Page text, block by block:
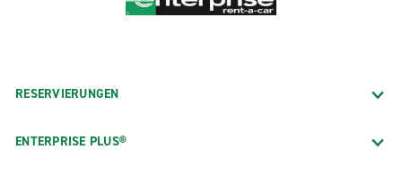
RESERVIERUNGEN
ENTERPRISE PLUS®